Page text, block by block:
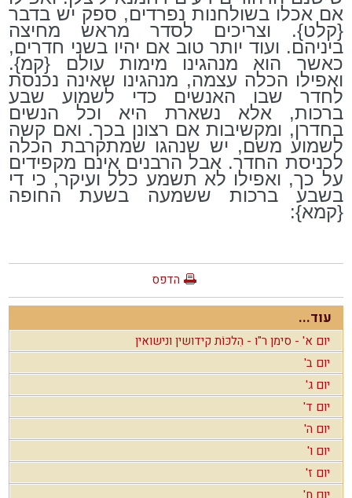
אם אכלו בשולחנות נפרדים, ספק יש בדבר
{קלט}. וצריכים לסדר מראש מחיצה
ביניהם. ועוד יותר טוב אם יהיו בשני חדרים,
כאשר הוא מנהגינו מימות עולם {קמ}.
ואפילו הכלה עצמה, מנהגינו שאינה נכנסת
לחדר שבו האנשים כדי לשמוע שבע
ברכות, אלא נשארת היא וכל הנשים
בחדרן, ומקשיבות אם רצונן בכך. ואם קשה
לשמוע משם, יש שנהגו שמתקרבת הכלה
לכניסת החדר. אבל הרבנים אינם מקפידים
על כך, ואפילו לא תשמע כלל ועיקר, כי די
בשבע ברכות ששמעה בשעת החופה
{קמא}:
הדפס
עוד...
יום א' - סימן ר"ו - הִלכּוֹת קידושין ונישואין
יום ב'
יום ג'
יום ד'
יום ה'
יום ו'
יום ז'